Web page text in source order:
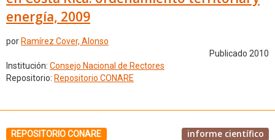
energía, 2009
por Ramírez Cover, Alonso
Publicado 2010
Institución: Consejo Nacional de Rectores
Repositorio: Repositorio CONARE
REPOSITORIO CONARE informe científico